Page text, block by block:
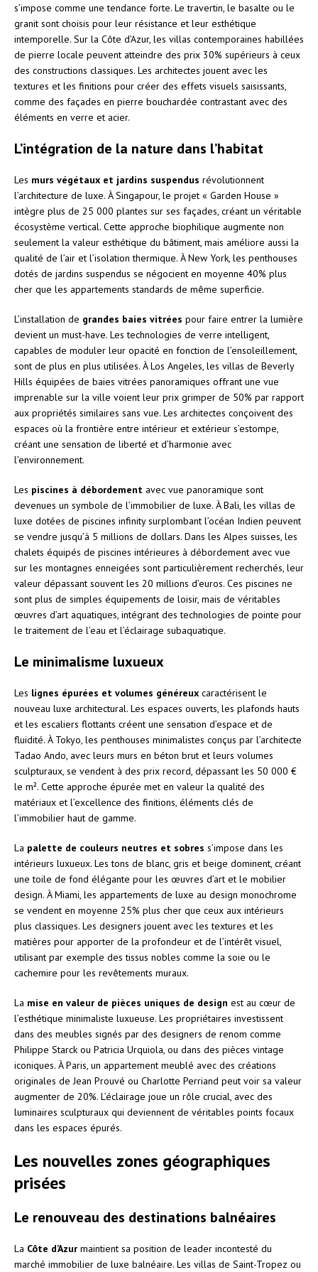
s’impose comme une tendance forte. Le travertin, le basalte ou le
granit sont choisis pour leur résistance et leur esthétique
intemporelle. Sur la Côte d’Azur, les villas contemporaines habillées
de pierre locale peuvent atteindre des prix 30% supérieurs à ceux
des constructions classiques. Les architectes jouent avec les
textures et les finitions pour créer des effets visuels saisissants,
comme des façades en pierre bouchardée contrastant avec des
éléments en verre et acier.
L’intégration de la nature dans l’habitat
Les murs végétaux et jardins suspendus révolutionnent
l’architecture de luxe. À Singapour, le projet « Garden House »
intègre plus de 25 000 plantes sur ses façades, créant un véritable
écosystème vertical. Cette approche biophilique augmente non
seulement la valeur esthétique du bâtiment, mais améliore aussi la
qualité de l’air et l’isolation thermique. À New York, les penthouses
dotés de jardins suspendus se négocient en moyenne 40% plus
cher que les appartements standards de même superficie.
L’installation de grandes baies vitrées pour faire entrer la lumière
devient un must-have. Les technologies de verre intelligent,
capables de moduler leur opacité en fonction de l’ensoleillement,
sont de plus en plus utilisées. À Los Angeles, les villas de Beverly
Hills équipées de baies vitrées panoramiques offrant une vue
imprenable sur la ville voient leur prix grimper de 50% par rapport
aux propriétés similaires sans vue. Les architectes conçoivent des
espaces où la frontière entre intérieur et extérieur s’estompe,
créant une sensation de liberté et d’harmonie avec
l’environnement.
Les piscines à débordement avec vue panoramique sont
devenues un symbole de l’immobilier de luxe. À Bali, les villas de
luxe dotées de piscines infinity surplombant l’océan Indien peuvent
se vendre jusqu’à 5 millions de dollars. Dans les Alpes suisses, les
chalets équipés de piscines intérieures à débordement avec vue
sur les montagnes enneigées sont particulièrement recherchés, leur
valeur dépassant souvent les 20 millions d’euros. Ces piscines ne
sont plus de simples équipements de loisir, mais de véritables
œuvres d’art aquatiques, intégrant des technologies de pointe pour
le traitement de l’eau et l’éclairage subaquatique.
Le minimalisme luxueux
Les lignes épurées et volumes généreux caractérisent le
nouveau luxe architectural. Les espaces ouverts, les plafonds hauts
et les escaliers flottants créent une sensation d’espace et de
fluidité. À Tokyo, les penthouses minimalistes conçus par l’architecte
Tadao Ando, avec leurs murs en béton brut et leurs volumes
sculpturaux, se vendent à des prix record, dépassant les 50 000 €
le m². Cette approche épurée met en valeur la qualité des
matériaux et l’excellence des finitions, éléments clés de
l’immobilier haut de gamme.
La palette de couleurs neutres et sobres s’impose dans les
intérieurs luxueux. Les tons de blanc, gris et beige dominent, créant
une toile de fond élégante pour les œuvres d’art et le mobilier
design. À Miami, les appartements de luxe au design monochrome
se vendent en moyenne 25% plus cher que ceux aux intérieurs
plus classiques. Les designers jouent avec les textures et les
matières pour apporter de la profondeur et de l’intérêt visuel,
utilisant par exemple des tissus nobles comme la soie ou le
cachemire pour les revêtements muraux.
La mise en valeur de pièces uniques de design est au cœur de
l’esthétique minimaliste luxueuse. Les propriétaires investissent
dans des meubles signés par des designers de renom comme
Philippe Starck ou Patricia Urquiola, ou dans des pièces vintage
iconiques. À Paris, un appartement meublé avec des créations
originales de Jean Prouvé ou Charlotte Perriand peut voir sa valeur
augmenter de 20%. L’éclairage joue un rôle crucial, avec des
luminaires sculpturaux qui deviennent de véritables points focaux
dans les espaces épurés.
Les nouvelles zones géographiques
prisées
Le renouveau des destinations balnéaires
La Côte d’Azur maintient sa position de leader incontesté du
marché immobilier de luxe balnéaire. Les villas de Saint-Tropez ou